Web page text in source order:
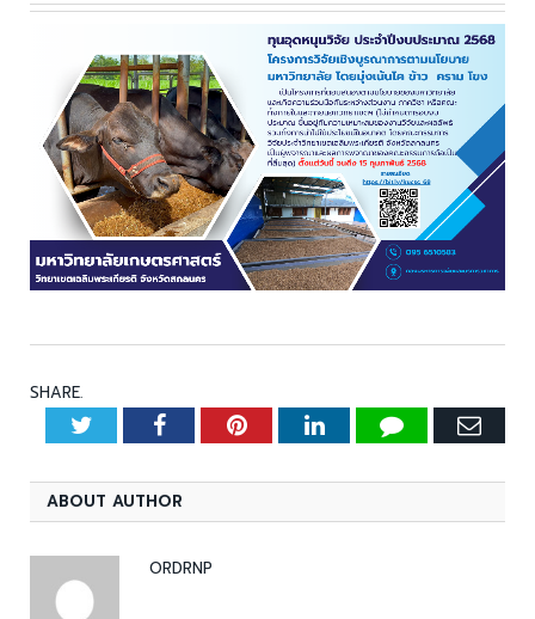
SHARE.
TwitterFacebookPinterestLinkedInTumblr
ABOUT AUTHOR
ORDRNP